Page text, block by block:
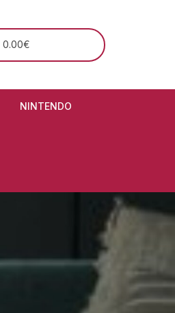
0.00€
NINTENDO